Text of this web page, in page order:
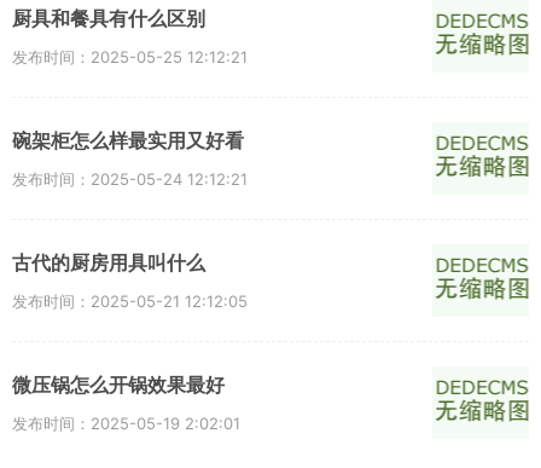
厨具和餐具有什么区别
发布时间：2025-05-25 12:12:21
碗架柜怎么样最实用又好看
发布时间：2025-05-24 12:12:21
古代的厨房用具叫什么
发布时间：2025-05-21 12:12:05
微压锅怎么开锅效果最好
发布时间：2025-05-19 2:02:01